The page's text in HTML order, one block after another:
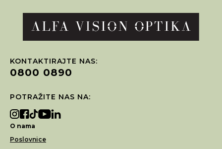
KONTAKTIRAJTE NAS:
0800 0890
POTRAŽITE NAS NA:
O nama
Poslovnice